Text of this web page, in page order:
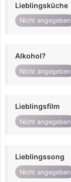
Lieblingsküche
Nicht angegeben
Alkohol?
Nicht angegeben
Lieblingsfilm
Nicht angegeben
Lieblingssong
Nicht angegeben